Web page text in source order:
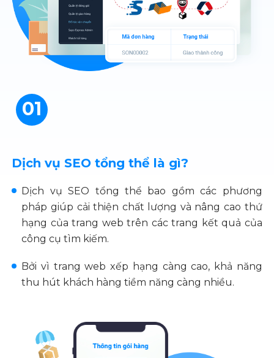
01
Dịch vụ SEO tổng thể là gì?
Dịch vụ SEO tổng thể bao gồm các phương
pháp giúp cải thiện chất lượng và nâng cao thứ
hạng của trang web trên các trang kết quả của
công cụ tìm kiếm.
Bởi vì trang web xếp hạng càng cao, khả năng
thu hút khách hàng tiềm năng càng nhiều.